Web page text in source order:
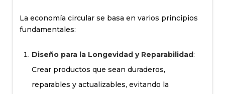
La economía circular se basa en varios principios
fundamentales:
Diseño para la Longevidad y Reparabilidad:
Crear productos que sean duraderos,
reparables y actualizables, evitando la